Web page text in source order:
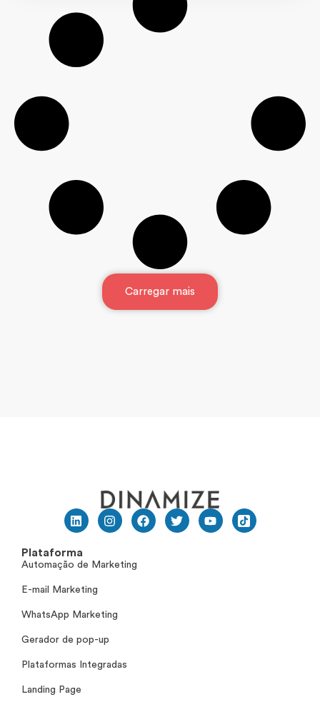
Carregar mais
Plataforma
Automação de Marketing
E-mail Marketing
WhatsApp Marketing
Gerador de pop-up
Plataformas Integradas
Landing Page